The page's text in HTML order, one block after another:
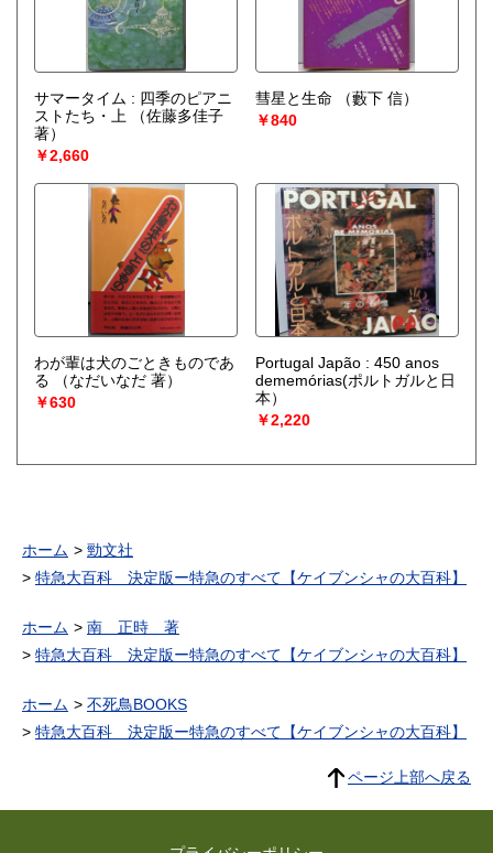
サマータイム : 四季のピアニ
ストたち・上
（佐藤多佳子
著）
￥2,660
彗星と生命
（藪下 信）
￥840
わが輩は犬のごときものであ
る
（なだいなだ 著）
￥630
Portugal Japão : 450 anos
dememórias(ポルトガルと日
本）
￥2,220
ホーム
勁文社
特急大百科 決定版ー特急のすべて【ケイブンシャの大百科】
ホーム
南 正時 著
特急大百科 決定版ー特急のすべて【ケイブンシャの大百科】
ホーム
不死鳥BOOKS
特急大百科 決定版ー特急のすべて【ケイブンシャの大百科】
ページ上部へ戻る